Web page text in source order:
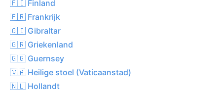
🇫🇮 Finland
🇫🇷 Frankrijk
🇬🇮 Gibraltar
🇬🇷 Griekenland
🇬🇬 Guernsey
🇻🇦 Heilige stoel (Vaticaanstad)
🇳🇱 Hollandt